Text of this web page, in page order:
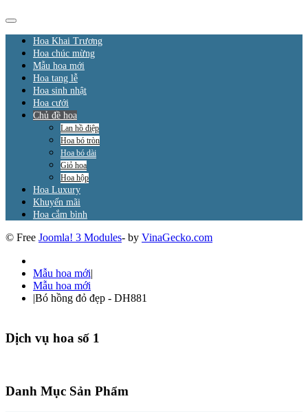
Hoa Khai Trương
Hoa chúc mừng
Mẫu hoa mới
Hoa tang lễ
Hoa sinh nhật
Hoa cưới
Chủ đề hoa
Lan hồ điệp
Hoa bó tròn
Hoa bó dài
Giỏ hoa
Hoa hộp
Hoa Luxury
Khuyến mãi
Hoa cắm bình
© Free Joomla! 3 Modules- by VinaGecko.com
Mẫu hoa mới|
Mẫu hoa mới
|Bó hồng đỏ đẹp - DH881
Dịch vụ hoa số 1
Danh Mục Sản Phẩm